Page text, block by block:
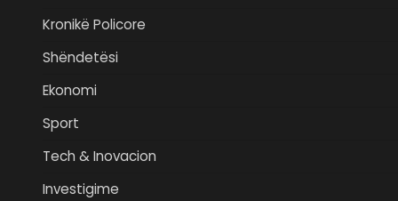
Kronikë Policore
Shëndetësi
Ekonomi
Sport
Tech & Inovacion
Investigime